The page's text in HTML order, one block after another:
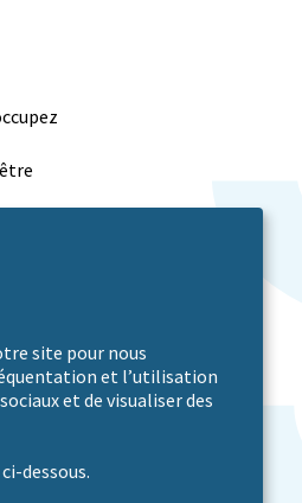
site pour nous
et l’utilisation
et de visualiser des
dessous.